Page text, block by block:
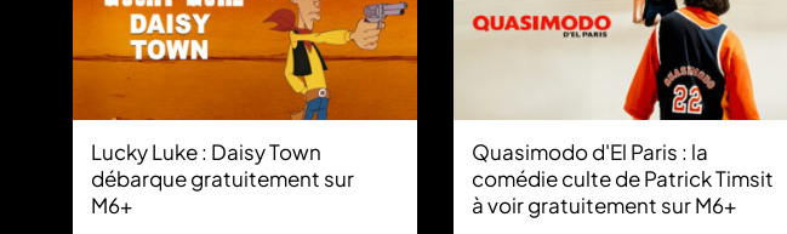
Lucky Luke : Daisy Town
débarque gratuitement sur
M6+
Quasimodo d'El Paris : la
comédie culte de Patrick Timsit
à voir gratuitement sur M6+